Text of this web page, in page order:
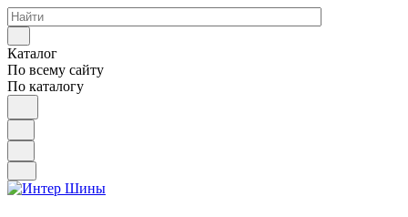
Каталог
По всему сайту
По каталогу